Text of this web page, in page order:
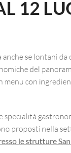
12
anche se lontani da
del
menu con
specialità
proposti nella
le strutture